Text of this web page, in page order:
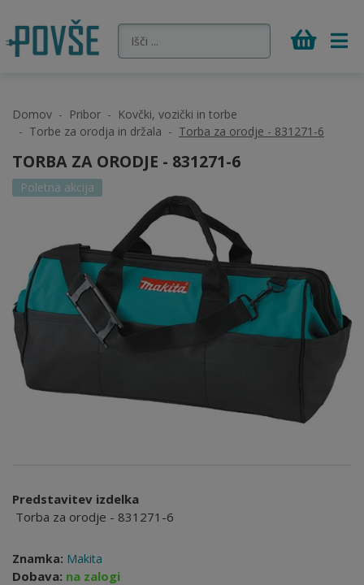
Domov Pribor
Kovčki, vozički in torbe
Torbe za orodja in držala
Torba za orodje - 831271-6
TORBA ZA ORODJE - 831271-6
Poletna akcija
Predstavitev izdelka
Torba za orodje - 831271-6
Znamka: Makita
Dobava: na zalogi